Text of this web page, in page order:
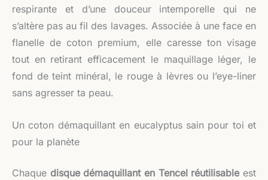
respirante et d’une douceur intemporelle qui ne
s’altère pas au fil des lavages. Associée à une face en
flanelle de coton premium, elle caresse ton visage
tout en retirant efficacement le maquillage léger, le
fond de teint minéral, le rouge à lèvres ou l’eye-liner
sans agresser ta peau.
Un coton démaquillant en eucalyptus sain pour toi et
pour la planète
Chaque disque démaquillant en Tencel réutilisableest